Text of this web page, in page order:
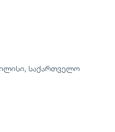
საქართველო